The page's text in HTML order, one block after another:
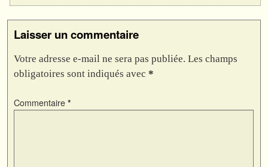
Laisser un commentaire
Votre adresse e-mail ne sera pas publiée. Les champs
obligatoires sont indiqués avec *
Commentaire *